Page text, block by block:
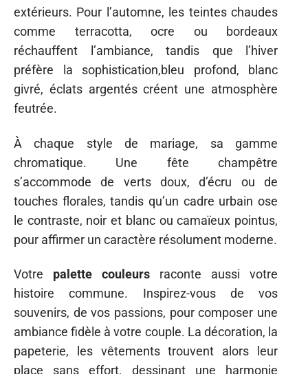
extérieurs. Pour l’automne, les teintes chaudes
comme terracotta, ocre ou bordeaux
réchauffent l’ambiance, tandis que l’hiver
préfère la sophistication,bleu profond, blanc
givré, éclats argentés créent une atmosphère
feutrée.
À chaque style de mariage, sa gamme
chromatique. Une fête champêtre
s’accommode de verts doux, d’écru ou de
touches florales, tandis qu’un cadre urbain ose
le contraste, noir et blanc ou camaïeux pointus,
pour affirmer un caractère résolument moderne.
Votre palette couleurs raconte aussi votre
histoire commune. Inspirez-vous de vos
souvenirs, de vos passions, pour composer une
ambiance fidèle à votre couple. La décoration, la
papeterie, les vêtements trouvent alors leur
place sans effort, dessinant une harmonie